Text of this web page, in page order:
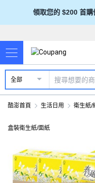
領取您的 $200 首購
全部
酷澎首頁 生活日用 衛生紙/
盒裝衛生紙/面紙